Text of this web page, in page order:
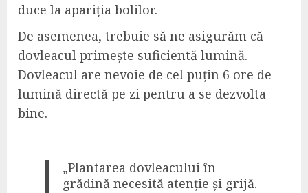
duce la apariția bolilor.
De asemenea, trebuie să ne asigurăm că
dovleacul primește suficientă lumină.
Dovleacul are nevoie de cel puțin 6 ore de
lumină directă pe zi pentru a se dezvolta
bine.
„Plantarea dovleacului în
grădină necesită atenție și grijă.